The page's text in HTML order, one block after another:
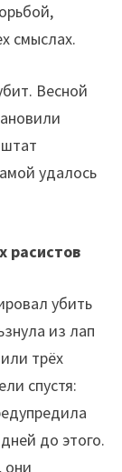
смыслах.
Весной
удалось
расистов
убить
из лап
трёх
спустя:
до этого.
они